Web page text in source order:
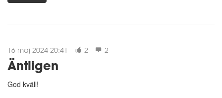
16 maj 2024 20:41 2 2
Äntligen
God kväll!